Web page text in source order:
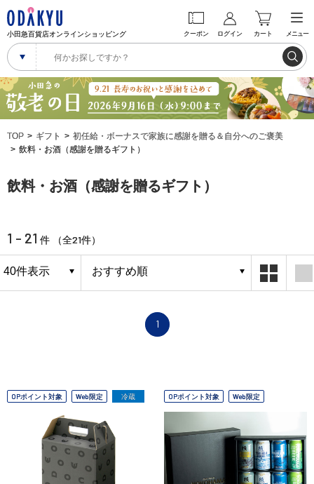
小田急百貨店オンラインショッピング クーポン ログイン カート メニュー
TOP ギフト
初任給・ボーナスで家族に感謝を贈る＆自分へのご褒美
飲料・お酒（感謝を贈るギフト）
飲料・お酒（感謝を贈るギフト）
1 - 21 件 （全21件）
1
OPポイント対象 Web限定 冷蔵 OPポイント対象 Web限定